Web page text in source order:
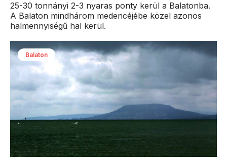
25-30 tonnányi 2-3 nyaras ponty kerül a Balatonba.
A Balaton mindhárom medencéjébe közel azonos
halmennyiségű hal kerül.
Balaton